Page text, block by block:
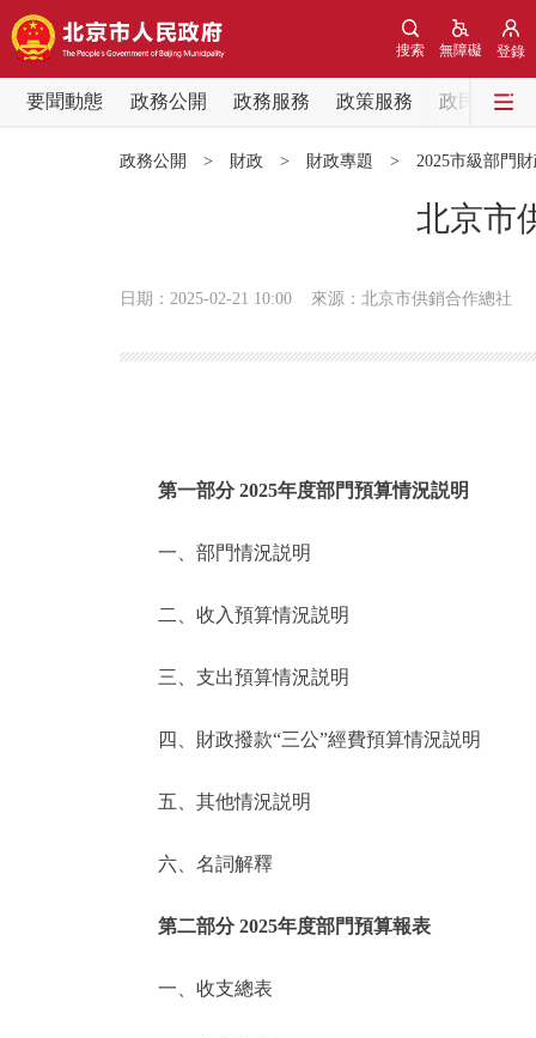
登錄
無障礙
搜索
要聞動態 政務公開 政務服務 政策服務
政民互動
便民服務
仲介服務
政民互動
12345網上接訴即辦
政務公開 > 財政 > 財政專題 > 2025市級部門
北京市
日期：2025-02-21 10:00 來源：北京市供銷合作總社
第一部分 2025年度部門預算情況説明
一、部門情況説明
二、收入預算情況説明
三、支出預算情況説明
四、財政撥款“三公”經費預算情況説明
五、其他情況説明
六、名詞解釋
第二部分 2025年度部門預算報表
一、收支總表